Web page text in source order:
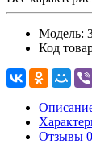
Модель:
Код
Отзывы 0